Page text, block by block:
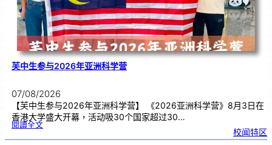
芙中生参与2026年亚洲科学营
07/08/2026
【芙中生参与2026年亚洲科学营】 《2026亚洲科学营》8月3日在
香港大学盛大开幕，活动吸30个国家超过30…
閱讀全文:芙
参
校闻特区